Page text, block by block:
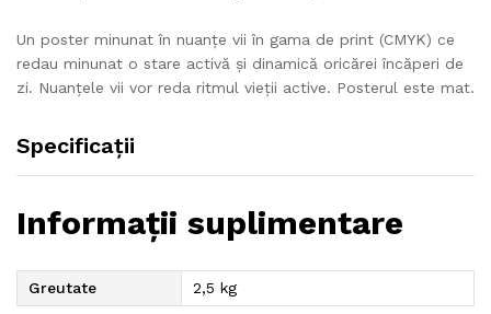
Un poster minunat în nuanțe vii în gama de print (CMYK) ce
redau minunat o stare activă și dinamică oricărei încăperi de
zi. Nuanțele vii vor reda ritmul vieții active. Posterul este mat.
Specificații
Informații suplimentare
Greutate 2,5 kg